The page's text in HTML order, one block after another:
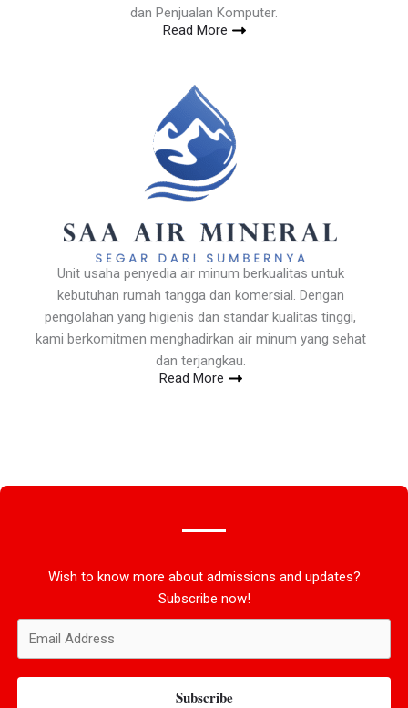
dan Penjualan Komputer.
Read More
Unit usaha penyedia air minum berkualitas untuk
kebutuhan rumah tangga dan komersial. Dengan
pengolahan yang higienis dan standar kualitas tinggi,
kami berkomitmen menghadirkan air minum yang sehat
dan terjangkau.
Read More
Wish to know more about admissions and updates?
Subscribe now!
Subscribe